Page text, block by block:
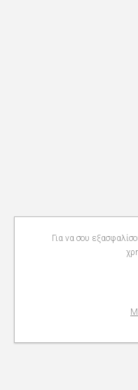
Για να σου